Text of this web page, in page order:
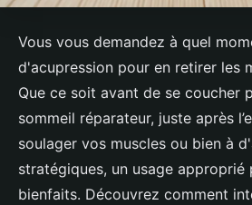
Vous vous demandez à quel
d'acupression pour en retirer les
Que ce soit avant de se coucher
sommeil réparateur, juste après
soulager vos muscles ou bien à
stratégiques, un usage approprié
bienfaits. Découvrez comment